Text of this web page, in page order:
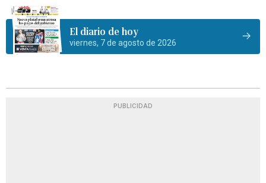
El diario de hoy
viernes, 7 de agosto de 2026
PUBLICIDAD